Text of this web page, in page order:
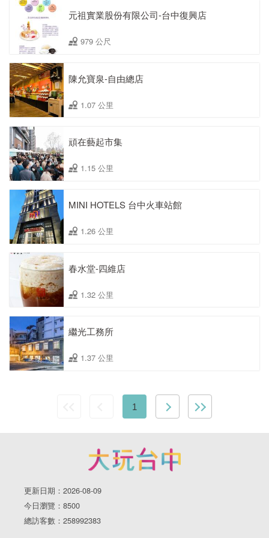
元祖實業股份有限公司-台中復興店
979 公尺
陳允寶泉-自由總店
1.07 公里
頑在藝起市集
1.15 公里
MINI HOTELS 台中火車站館
1.26 公里
春水堂-四維店
1.32 公里
繼光工務所
1.37 公里
1
更新日期：2026-08-09
今日瀏覽：8500
總訪客數：258992383